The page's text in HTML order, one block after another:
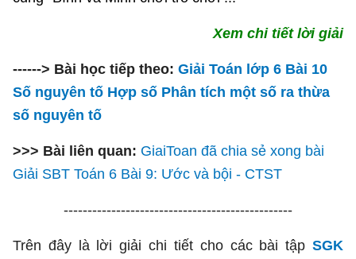
Xem chi tiết lời giải
------> Bài học tiếp theo: Giải Toán lớp 6 Bài 10
Số nguyên tố Hợp số Phân tích một số ra thừa
số nguyên tố
>>> Bài liên quan: GiaiToan đã chia sẻ xong bài
Giải SBT Toán 6 Bài 9: Ước và bội - CTST
------------------------------------------------
Trên đây là lời giải chi tiết cho các bài tập SGK